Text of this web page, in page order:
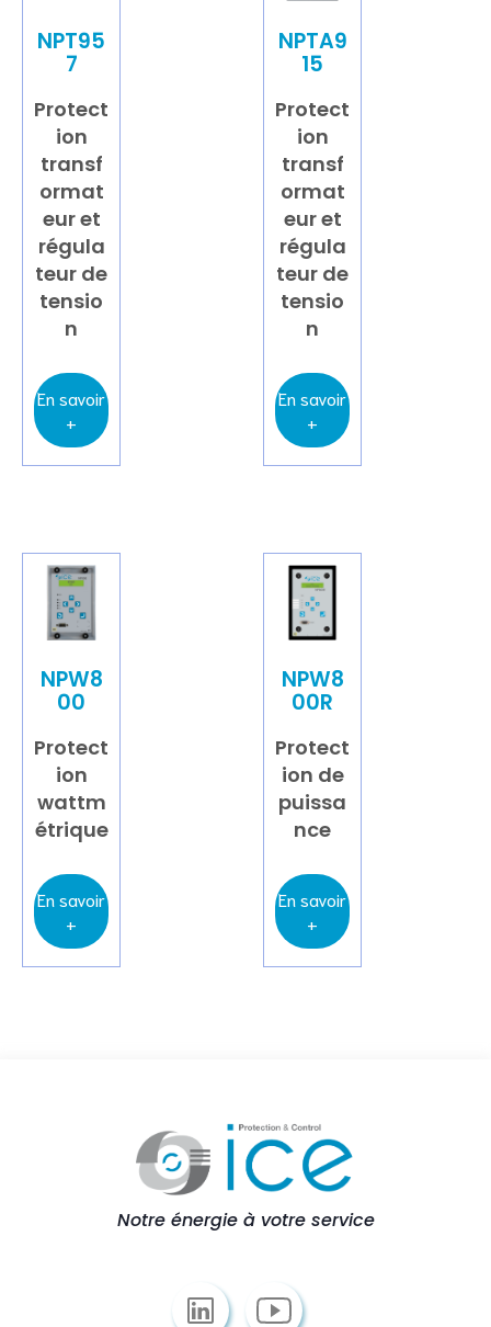
NPT95
7
Protect
ion
transf
ormat
eur et
régula
teur de
tensio
n
En savoir
+
NPTA9
15
Protect
ion
transf
ormat
eur et
régula
teur de
tensio
n
En savoir
+
NPW8
00
Protect
ion
wattm
étrique
En savoir
+
NPW8
00R
Protect
ion de
puissa
nce
En savoir
+
Notre énergie à votre service